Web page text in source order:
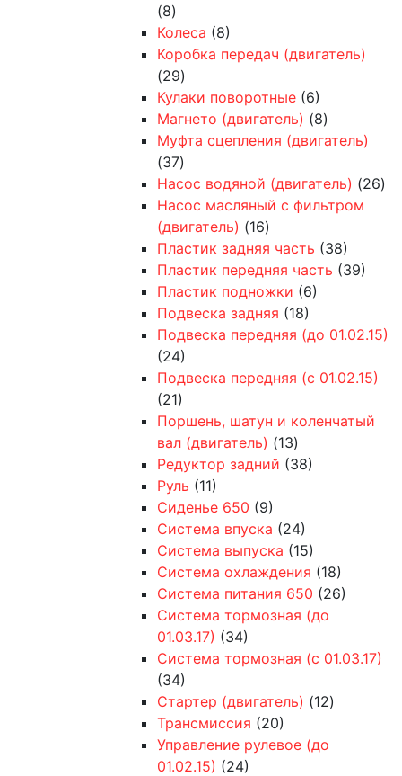
(8)
Колеса (8)
Коробка передач (двигатель)
(29)
Кулаки поворотные (6)
Магнето (двигатель) (8)
Муфта сцепления (двигатель)
(37)
Насос водяной (двигатель) (26)
Насос масляный с фильтром
(двигатель) (16)
Пластик задняя часть (38)
Пластик передняя часть (39)
Пластик подножки (6)
Подвеска задняя (18)
Подвеска передняя (до 01.02.15)
(24)
Подвеска передняя (с 01.02.15)
(21)
Поршень, шатун и коленчатый
вал (двигатель) (13)
Редуктор задний (38)
Руль (11)
Сиденье 650 (9)
Система впуска (24)
Система выпуска (15)
Система охлаждения (18)
Система питания 650 (26)
Система тормозная (до
01.03.17) (34)
Система тормозная (с 01.03.17)
(34)
Стартер (двигатель) (12)
Трансмиссия (20)
Управление рулевое (до
01.02.15) (24)